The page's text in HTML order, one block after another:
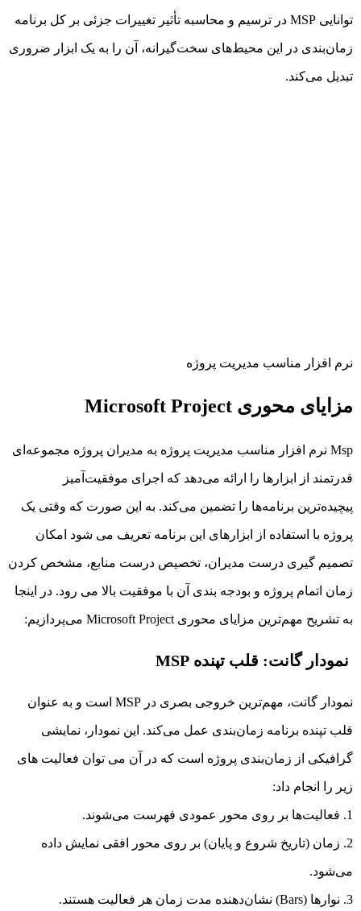
توانایی MSP در ترسیم و محاسبه تأثیر تغییرات جزئی بر کل برنامه
زمان‌بندی در این محیط‌های سخت‌گیرانه، آن را به یک ابزار ضروری
تبدیل می‌کند.
نرم افزار مناسب مدیریت پروژه
مزایای محوری Microsoft Project
Msp نرم افزار مناسب مدیریت پروژه به مدیران پروژه مجموعه‌ای
قدرتمند از ابزارها را ارائه می‌دهد که اجرای موفقیت‌آمیز
پیچیده‌ترین برنامه‌ها را تضمین می‌کند. به این صورت که وقتی یک
پروژه با استفاده از ابزارهای این برنامه تعریف می شود امکان
تصمیم گیری درست مدیران، تخصیص درست منابع، مشخص کردن
زمان اتمام پروژه و بودجه بندی آن با موفقیت بالا می رود. در اینجا
به تشریح مهم‌ترین مزایای محوری Microsoft Project می‌پردازیم:
نمودار گانت: قلب تپنده MSP
نمودار گانت، مهم‌ترین خروجی بصری در MSP است و به عنوان
قلب تپنده برنامه زمان‌بندی عمل می‌کند. این نمودار، نمایشی
گرافیکی از زمان‌بندی پروژه است که در آن می توان فعالیت های
زیر را انجام داد:
فعالیت‌ها بر روی محور عمودی فهرست می‌شوند.
زمان (تاریخ شروع و پایان) بر روی محور افقی نمایش داده
می‌شود.
نوارها (Bars) نشان‌دهنده مدت زمان هر فعالیت هستند.